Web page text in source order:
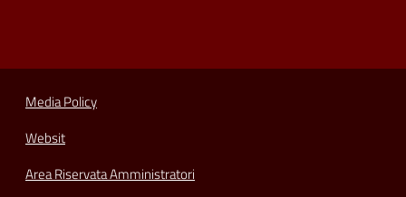
Media Policy
Websit
Area Riservata Amministratori